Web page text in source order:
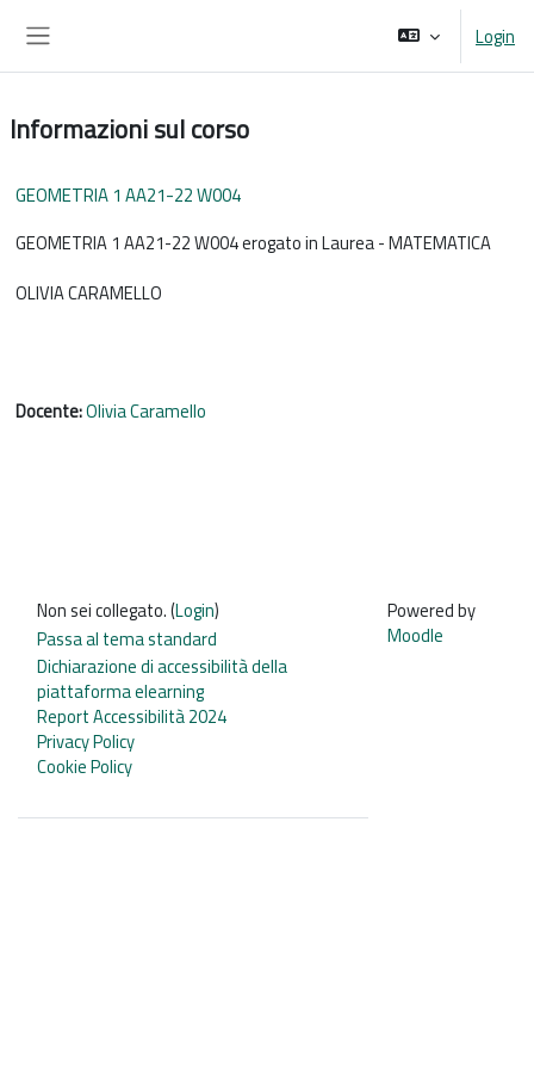
Login
Informazioni sul corso
GEOMETRIA 1 AA21-22 W004
GEOMETRIA 1 AA21-22 W004 erogato in Laurea - MATEMATICA
OLIVIA CARAMELLO
Docente:Olivia Caramello
Non sei collegato. (Login)
Passa al tema standard
Dichiarazione di accessibilità della
piattaforma elearning
Report Accessibilità 2024
Privacy Policy
Cookie Policy
Powered by
Moodle